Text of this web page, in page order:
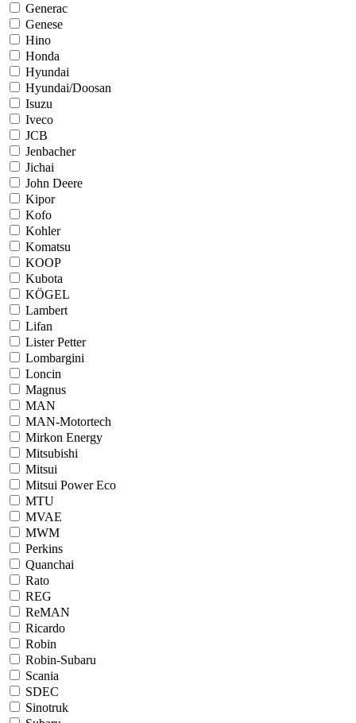
Generac
Genese
Hino
Honda
Hyundai
Hyundai/Doosan
Isuzu
Iveco
JCB
Jenbacher
Jichai
John Deere
Kipor
Kofo
Kohler
Komatsu
KOOP
Kubota
KÖGEL
Lambert
Lifan
Lister Petter
Lombargini
Loncin
Magnus
MAN
MAN-Motortech
Mirkon Energy
Mitsubishi
Mitsui
Mitsui Power Eco
MTU
MVAE
MWM
Perkins
Quanchai
Rato
REG
ReMAN
Ricardo
Robin
Robin-Subaru
Scania
SDEC
Sinotruk